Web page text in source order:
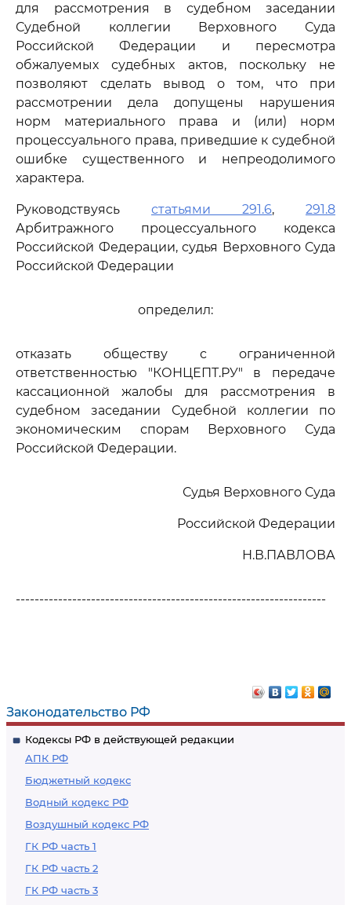
Законодательство РФ
Кодексы РФ в действующей редакции
АПК РФ
Бюджетный кодекс
Водный кодекс РФ
Воздушный кодекс РФ
ГК РФ часть 1
ГК РФ часть 2
ГК РФ часть 3
для рассмотрения в судебном заседании
Судебной коллегии Верховного Суда
Российской Федерации и пересмотра
обжалуемых судебных актов, поскольку не
позволяют сделать вывод о том, что при
рассмотрении дела допущены нарушения
норм материального права и (или) норм
процессуального права, приведшие к судебной
ошибке существенного и непреодолимого
характера.
Руководствуясь статьями 291.6, 291.8
Арбитражного процессуального кодекса
Российской Федерации, судья Верховного Суда
Российской Федерации
определил:
отказать обществу с ограниченной
ответственностью "КОНЦЕПТ.РУ" в передаче
кассационной жалобы для рассмотрения в
судебном заседании Судебной коллегии по
экономическим спорам Верховного Суда
Российской Федерации.
Судья Верховного Суда
Российской Федерации
Н.В.ПАВЛОВА
------------------------------------------------------------------